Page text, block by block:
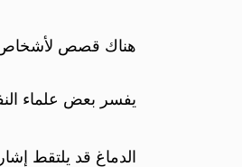
هناك قصص لأشخاص
يفسر بعض علماء
الدماغ قد يلتقط